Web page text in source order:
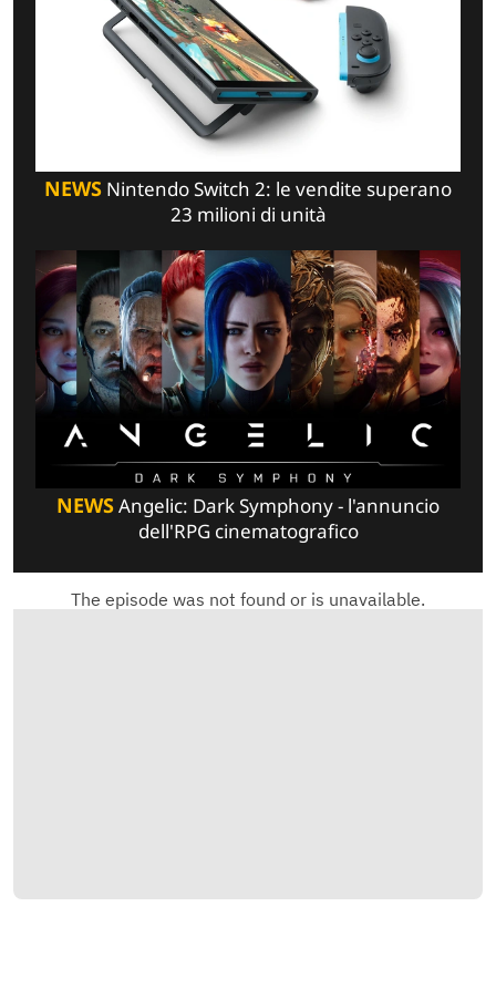
NEWS Nintendo Switch 2: le vendite superano
23 milioni di unità
NEWSAngelic: Dark Symphony - l'annuncio
dell'RPG cinematografico